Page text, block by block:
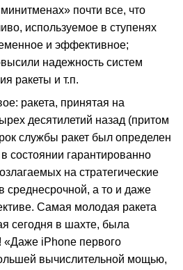
почти все, что
используемое в ступенях
и эффективное;
надежность систем
ракеты и т.п.
ракета, принятая на
десятилетий назад (притом
службы ракет был определен
состоянии гарантированно
на стратегические
среднесрочной, а то и даже
Самая молодая ракета
сегодня в шахте, была
«Даже iPhone первого
вычислительной мощью,